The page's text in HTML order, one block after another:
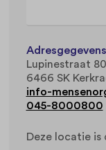
Lupinestraat 80
6466 SK
info-
045-8000800
Deze locatie is